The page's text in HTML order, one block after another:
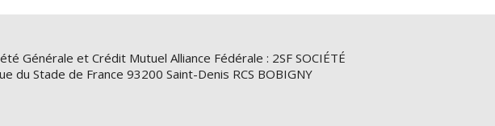
Générale et Crédit Mutuel Alliance Fédérale : 2SF SOCIÉTÉ
du Stade de France 93200 Saint-Denis RCS BOBIGNY